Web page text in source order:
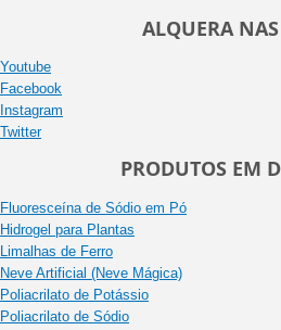
ALQUERA NAS
Youtube
Facebook
Instagram
Twitter
PRODUTOS EM
Fluoresceína de Sódio em Pó
Hidrogel para Plantas
Limalhas de Ferro
Neve Artificial (Neve Mágica)
Poliacrilato de Potássio
Poliacrilato de Sódio